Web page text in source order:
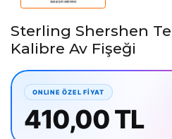
Sterling Shershen
Kalibre Av Fişeği
410,00 TL